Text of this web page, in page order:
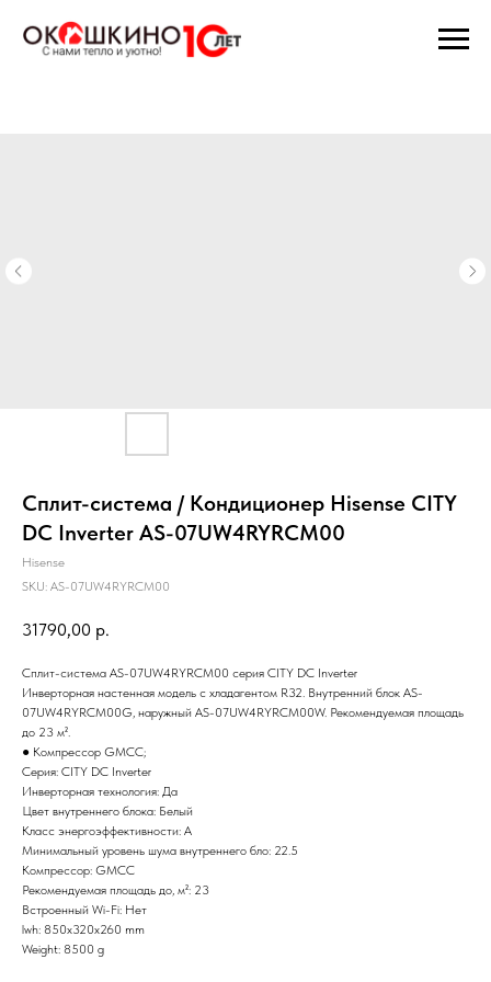
Сплит-система / Кондиционер Hisense CITY
DC Inverter AS-07UW4RYRCM00
Hisense
SKU: AS-07UW4RYRCM00
31790,00 р.
Сплит-система AS-07UW4RYRCM00 серия CITY DC Inverter
Инверторная настенная модель с хладагентом R32. Внутренний блок AS-
07UW4RYRCM00G, наружный AS-07UW4RYRCM00W. Рекомендуемая площадь
до 23 м².
● Компрессор GMCC;
Серия: CITY DC Inverter
Инверторная технология: Да
Цвет внутреннего блока: Белый
Класс энергоэффективности: A
Минимальный уровень шума внутреннего бло: 22.5
Компрессор: GMCC
Рекомендуемая площадь до, м²: 23
Встроенный Wi-Fi: Нет
lwh: 850x320x260 mm
Weight: 8500 g